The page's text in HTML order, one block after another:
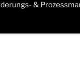
&